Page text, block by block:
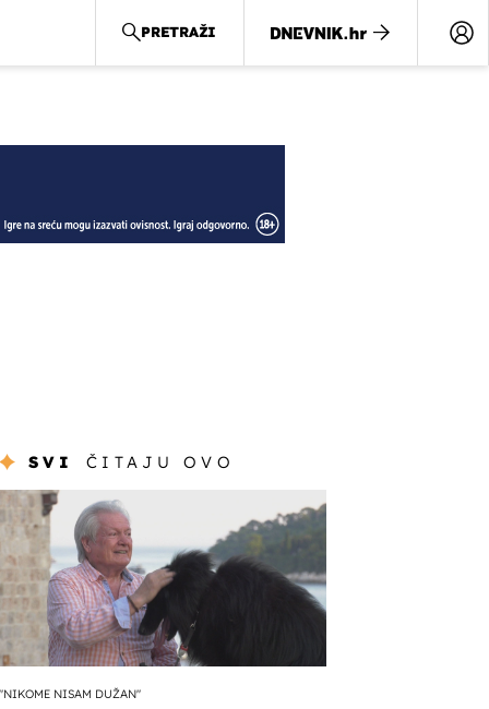
PRETRAŽI
SVI ČITAJU OVO
"NIKOME NISAM DUŽAN"